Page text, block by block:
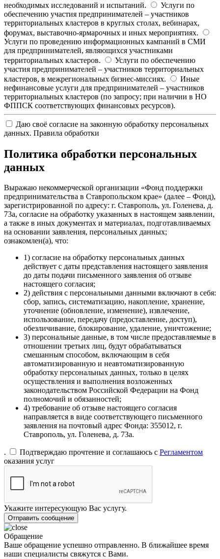
необходимых исследований и испытаний.
Услуги по
обеспечению участия предпринимателей – участников
территориальных кластеров в круглых столах, вебинарах,
форумах, выставочно-ярмарочных и иных мероприятиях.
Услуги по проведению информационных кампаний в СМИ
для предпринимателей, являющихся участниками
территориальных кластеров.
Услуги по обеспечению
участия предпринимателей – участников территориальных
кластеров, в межрегиональных бизнес-миссиях.
Иные
нефинансовые услуги для предпринимателей – участников
территориальных кластеров (по запросу; при наличии в НО
ФППСК соответствующих финансовых ресурсов).
Даю своё согласие на законную обработку персональных
данных. Правила обработки
Политика обработки персональных
данных
Выражаю некоммерческой организации «Фонд поддержки
предпринимательства в Ставропольском крае» (далее – Фонд),
зарегистрированной по адресу: г. Ставрополь, ул. Голенева, д.
73а, согласие на обработку указанных в настоящем заявлении,
а также в иных документах и материалах, подготавливаемых
на основании заявления, персональных данных;
ознакомлен(а), что:
1) согласие на обработку персональных данных
действует с даты представления настоящего заявления
до даты подачи письменного заявления об отзыве
настоящего согласия;
2) действия с персональными данными включают в себя:
сбор, запись, систематизацию, накопление, хранение,
уточнение (обновление, изменение), извлечение,
использование, передачу (предоставление, доступ),
обезличивание, блокирование, удаление, уничтожение;
3) персональные данные, в том числе предоставляемые в
отношении третьих лиц, будут обрабатываться
смешанным способом, включающим в себя
автоматизированную и неавтоматизированную
обработку персональных данных, только в целях
осуществления и выполнения возложенных
законодательством Российской Федерации на Фонд
полномочий и обязанностей;
4) требование об отзыве настоящего согласия
направляется в виде соответствующего письменного
заявления на почтовый адрес Фонда: 355012, г.
Ставрополь, ул. Голенева, д. 73а.
. Подтверждаю прочтение и соглашаюсь с Регламентом
оказания услуг
Укажите интересующую Вас услугу.
Отправить сообщение
Обращение
Ваше обращение успешно отправленно. В ближайшее время
наши специалисты свяжутся с Вами.